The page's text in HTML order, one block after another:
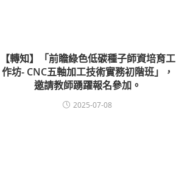
【轉知】「前瞻綠色低碳種子師資培育工
作坊- CNC五軸加工技術實務初階班」，
邀請教師踴躍報名參加。
2025-07-08